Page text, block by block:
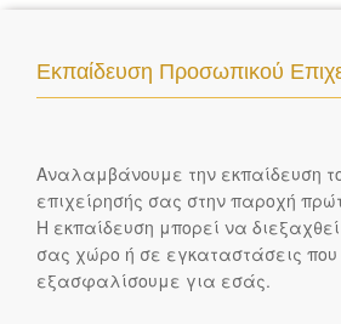
Εκπαίδευση Προσωπικού
Αναλαμβάνουμε την εκπαίδευση
επιχείρησής σας στην παροχή
Η εκπαίδευση μπορεί να
σας χώρο ή σε εγκαταστάσεις
εξασφαλίσουμε για εσάς.